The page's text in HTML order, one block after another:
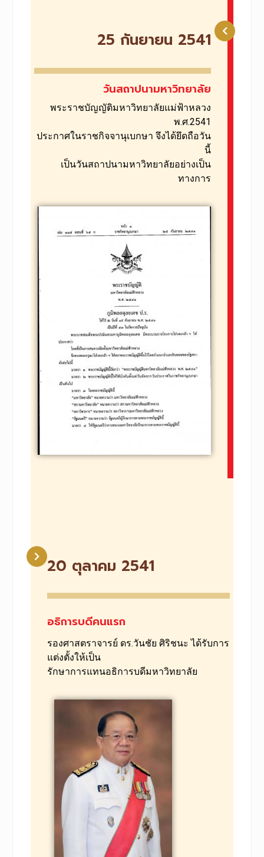
25 กันยายน 2541
วันสถาปนามหาวิทยาลัย
พระราชบัญญัติมหาวิทยาลัยแม่ฟ้าหลวง
พ.ศ.2541
ประกาศในราชกิจจานุเบกษา จึงได้ยึดถือวัน
นี้
เป็นวันสถาปนามหาวิทยาลัยอย่างเป็น
ทางการ
20 ตุลาคม 2541
อธิการบดีคนแรก
รองศาสตราจารย์ ดร.วันชัย ศิริชนะ ได้รับการ
แต่งตั้งให้เป็น
รักษาการแทนอธิการบดีมหาวิทยาลัย